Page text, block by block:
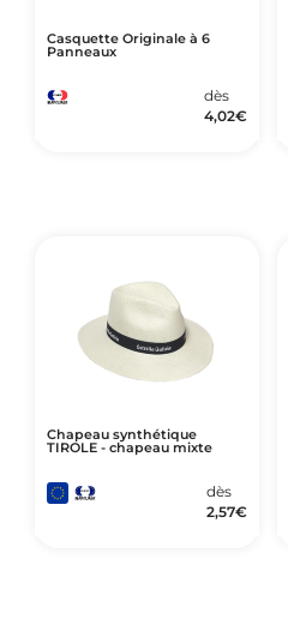
Casquette Originale à 6
Panneaux
dès
4,02€
Chapeau synthétique
TIROLE - chapeau mixte
dès
2,57€